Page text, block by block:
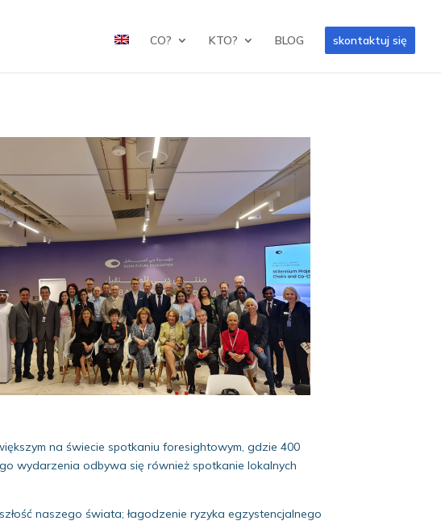
CO? KTO? BLOG skontaktuj się
na świecie spotkaniu foresightowym, gdzie 400
wydarzenia odbywa się również spotkanie lokalnych
naszego świata; łagodzenie ryzyka egzystencjalnego